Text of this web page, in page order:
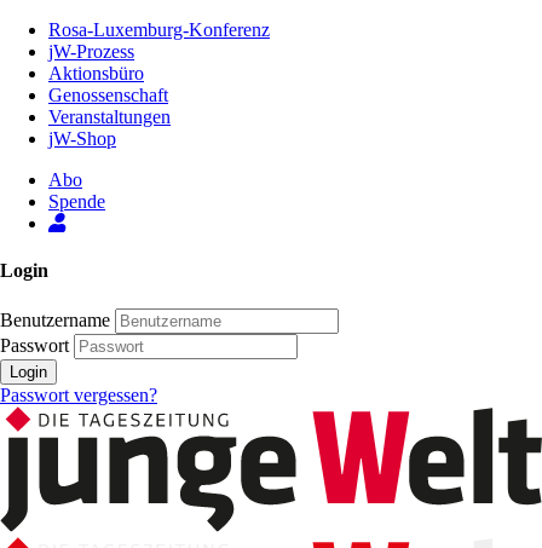
Inhalt
Seite
Rosa-Luxemburg-Konferenz
jW-Prozess
Aktionsbüro
Genossenschaft
Veranstaltungen
jW-Shop
Abo
Spende
Login
Benutzername
Passwort
Login
Passwort vergessen?